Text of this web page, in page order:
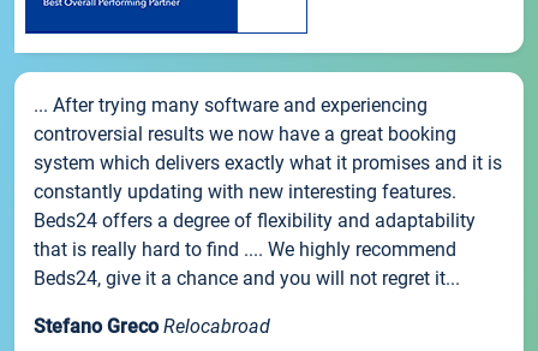
... After trying many software and experiencing
controversial results we now have a great booking
system which delivers exactly what it promises and it is
constantly updating with new interesting features.
Beds24 offers a degree of flexibility and adaptability
that is really hard to find .... We highly recommend
Beds24, give it a chance and you will not regret it...
Stefano Greco Relocabroad